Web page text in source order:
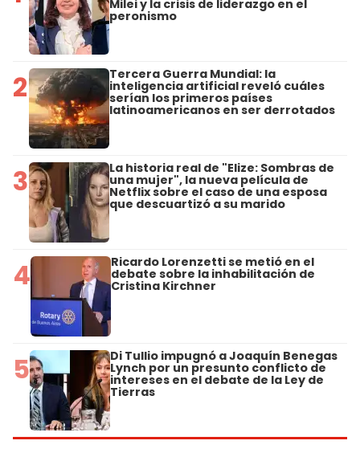
Milei y la crisis de liderazgo en el
peronismo
2 Tercera Guerra Mundial: la
inteligencia artificial reveló cuáles
serían los primeros países
latinoamericanos en ser derrotados
3 La historia real de "Elize: Sombras de
una mujer", la nueva película de
Netflix sobre el caso de una esposa
que descuartizó a su marido
4 Ricardo Lorenzetti se metió en el
debate sobre la inhabilitación de
Cristina Kirchner
5 Di Tullio impugnó a Joaquín Benegas
Lynch por un presunto conflicto de
intereses en el debate de la Ley de
Tierras